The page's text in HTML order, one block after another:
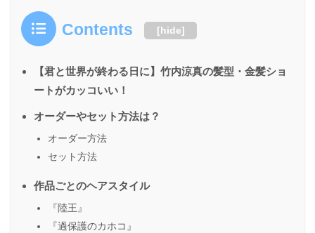
Contents [hide]
【君と世界が終わる日に】竹内涼真の髪型・金髪ショ
ートがカッコいい！
オーダーやセット方法は？
オーダー方法
セット方法
作品ごとのヘアスタイル
『陸王』
『過保護のカホコ』